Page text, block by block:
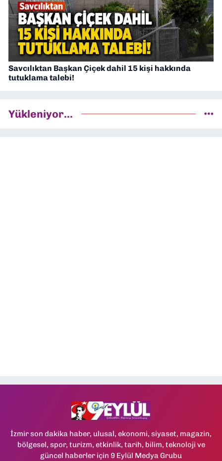
Savcılıktan Başkan Çiçek dahil 15 kişi hakkında
tutuklama talebi!
Yükleniyor...
İzmir son dakika haber, ulusal, ekonomi, siyaset, magazin,
bölgesel, spor, turizm, etkinlik, tarih, bilim, teknoloji ve
güncel haberler için 9 Eylül Medya Grubu